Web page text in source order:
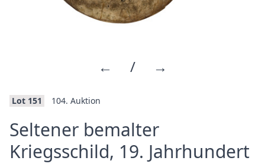
← / →
Lot 151 104. Auktion
Seltener bemalter
Kriegsschild, 19. Jahrhundert·